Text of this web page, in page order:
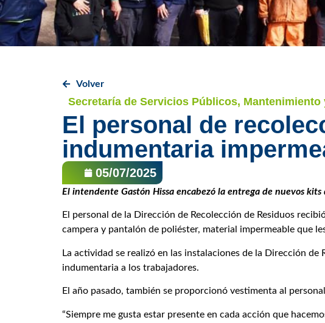
Volver
Secretaría de Servicios Públicos, Mantenimiento
El personal de
indumentaria
05/07/2025
El intendente Gastón Hissa encabezó la entrega de nuevos
El personal de la Dirección de Recolección de Residuos
campera y pantalón de poliéster, material impermeable que
La actividad se realizó en las instalaciones de la Dirección
indumentaria a los trabajadores.
El año pasado, también se proporcionó vestimenta al
“Siempre me gusta estar presente en cada acción que